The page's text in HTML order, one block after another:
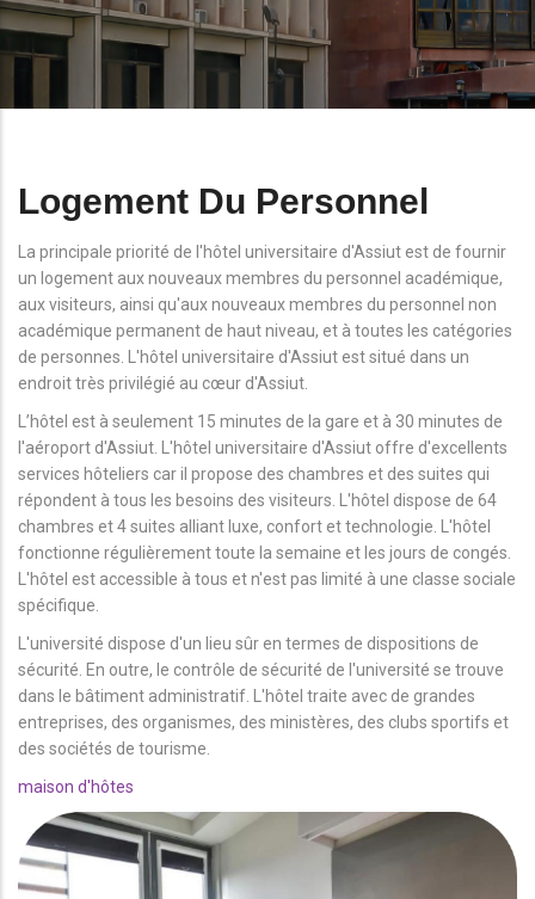
Logement Du Personnel
La principale priorité de l'hôtel universitaire d'Assiut est de fournir
un logement aux nouveaux membres du personnel académique,
aux visiteurs, ainsi qu'aux nouveaux membres du personnel non
académique permanent de haut niveau, et à toutes les catégories
de personnes. L'hôtel universitaire d'Assiut est situé dans un
endroit très privilégié au cœur d'Assiut.
L’hôtel est à seulement 15 minutes de la gare et à 30 minutes de
l'aéroport d'Assiut. L'hôtel universitaire d'Assiut offre d'excellents
services hôteliers car il propose des chambres et des suites qui
répondent à tous les besoins des visiteurs. L'hôtel dispose de 64
chambres et 4 suites alliant luxe, confort et technologie. L'hôtel
fonctionne régulièrement toute la semaine et les jours de congés.
L'hôtel est accessible à tous et n'est pas limité à une classe sociale
spécifique.
L'université dispose d'un lieu sûr en termes de dispositions de
sécurité. En outre, le contrôle de sécurité de l'université se trouve
dans le bâtiment administratif. L'hôtel traite avec de grandes
entreprises, des organismes, des ministères, des clubs sportifs et
des sociétés de tourisme.
maison d'hôtes